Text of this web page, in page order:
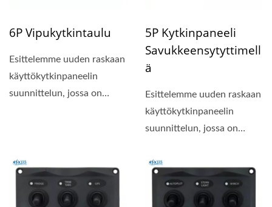
6P Vipukytkintaulu
Esittelemme uuden raskaan
käyttökytkinpaneelin
suunnittelun, jossa on
5P Kytkinpaneeli
Savukkeensytyttimell
Ä
Esittelemme uuden raskaan
käyttökytkinpaneelin
suunnittelun, jossa on